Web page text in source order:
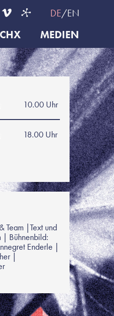
DE EN
MEDIEN
10.00 Uhr
18.00 Uhr
Team |Text und
| Bühnenbild:
Enderle |
|